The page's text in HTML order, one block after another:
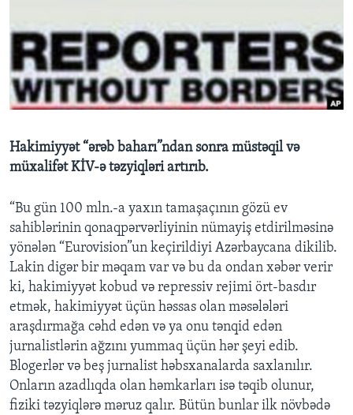
BIZI IZLƏYIN
Hakimiyyət “ərəb baharı”ndan sonra müstəqil və
müxalifət KİV-ə təzyiqləri artırıb.
“Bu gün 100 mln.-a yaxın tamaşaçının gözü ev
sahiblərinin qonaqpərvərliyinin nümayiş etdirilməsinə
yönələn “Eurovision”un keçirildiyi Azərbaycana dikilib.
Lakin digər bir məqam var və bu da ondan xəbər verir
ki, hakimiyyət kobud və repressiv rejimi ört-basdır
etmək, hakimiyyət üçün həssas olan məsələləri
araşdırmağa cəhd edən və ya onu tənqid edən
jurnalistlərin ağzını yummaq üçün hər şeyi edib.
Blogerlər və beş jurnalist həbsxanalarda saxlanılır.
Onların azadlıqda olan həmkarları isə təqib olunur,
fiziki təzyiqlərə məruz qalır. Bütün bunlar ilk növbədə